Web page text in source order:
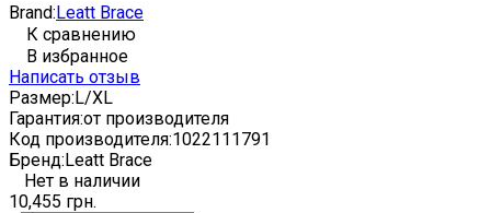
Brand:Leatt Brace
К сравнению
В избранное
Написать отзыв
Размер:L/XL
Гарантия:от производителя
Код производителя:1022111791
Бренд:Leatt Brace
Нет в наличии
10,455 грн.